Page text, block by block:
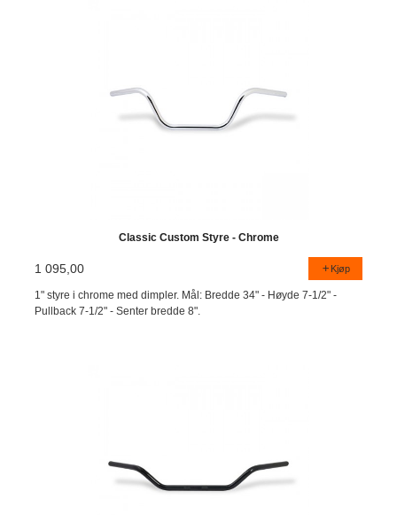
Classic Custom Styre - Chrome
1 095,00 Kjøp
1" styre i chrome med dimpler. Mål: Bredde 34" - Høyde 7-1/2" -
Pullback 7-1/2" - Senter bredde 8".